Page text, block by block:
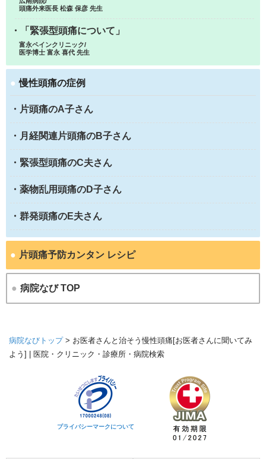
頭痛外来医長 松森 保彦 先生
・「緊張型頭痛について」
富永ペインクリニック/
医学博士 富永 喜代 先生
● 慢性頭痛の症例
・片頭痛のA子さん
・月経関連片頭痛のB子さん
・緊張型頭痛のC夫さん
・薬物乱用頭痛のD子さん
・群発頭痛のE夫さん
● 片頭痛予防カンタン レシピ
● 病院なび TOP
病院なびトップ> お医者さんと治そう慢性頭痛[お医者さんに聞いてみ
よう] | 医院・クリニック・診療所・病院検索
プライバシーマークについて